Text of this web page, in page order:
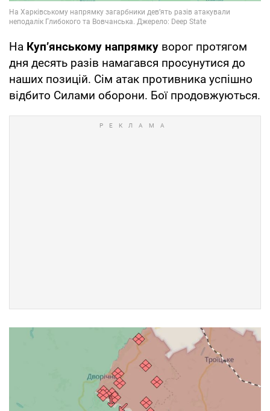
На Куп’янському напрямку ворог протягом
дня десять разів намагався просунутися до
наших позицій. Сім атак противника успішно
відбито Силами оборони. Бої продовжуються.